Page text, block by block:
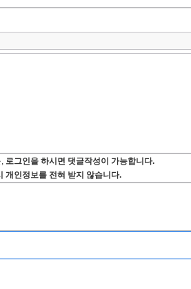
로그인을 하시면 댓글작성이 가능합니다.
개인정보를 전혀 받지 않습니다.